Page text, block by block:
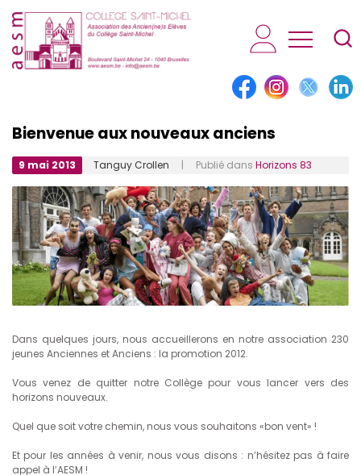
AESM...
Bienvenue aux nouveaux anciens
9 mai 2013 Tanguy Crollen | Publié dans Horizons 83
Dans quelques jours, nous accueillerons en notre association 230
jeunes Anciennes et Anciens : la promotion 2012.
Vous venez de quitter notre Collège pour vous lancer vers des
horizons nouveaux.
Quel que soit votre chemin, nous vous souhaitons «bon vent» !
Et pour les années à venir, nous vous disons : n’hésitez pas à faire
appel à l’AESM !